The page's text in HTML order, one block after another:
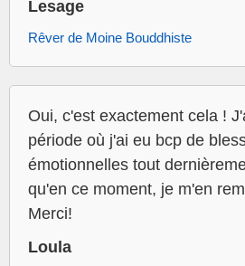
Lesage
Rêver de Moine Bouddhiste
Oui, c'est exactement cela !
période où j'ai eu bcp de
émotionnelles tout
qu'en ce moment, je m'en
Merci!
Loula